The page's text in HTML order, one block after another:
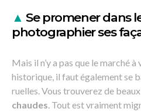
▲Se promener dans
photographier ses
Mais il n’y a pas que le marché
historique, il faut également se
ruelles. Vous trouverez de beaux
chaudes . Tout est vraiment